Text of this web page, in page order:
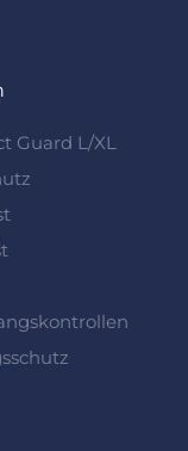
Guard L/XL